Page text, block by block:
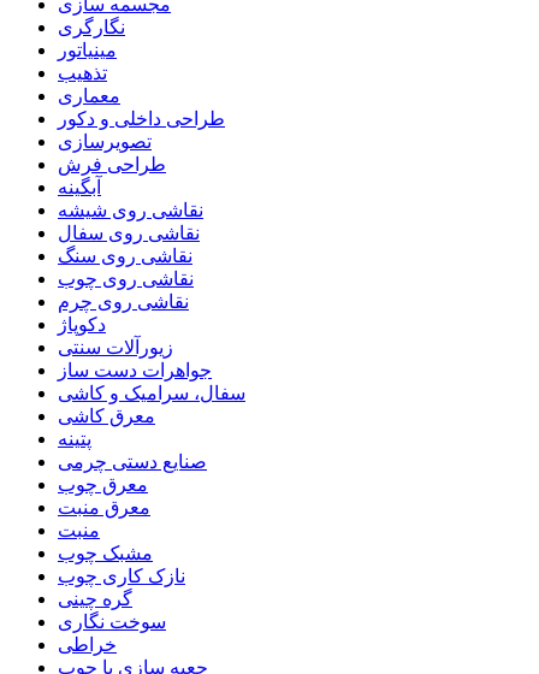
مجسمه سازی
نگارگری
مینیاتور
تذهیب
معماری
طراحی داخلی و دکور
تصویرسازی
طراحی فرش
آبگینه
نقاشی روی شیشه
نقاشی روی سفال
نقاشی روی سنگ
نقاشی روی چوب
نقاشی روی چرم
دکوپاژ
زیورآلات سنتی
جواهرات دست ساز
سفال، سرامیک و کاشی
معرق کاشی
پتینه
صنایع دستی چرمی
معرق چوب
معرق منبت
منبت
مشبک چوب
نازک کاری چوب
گره چینی
سوخت نگاری
خراطی
جعبه سازی با چوب